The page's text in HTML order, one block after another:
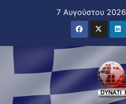
7 Αυγούστου 2026